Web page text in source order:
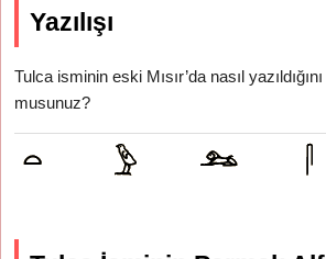
Yazılışı
Tulca isminin eski Mısır’da nasıl
musunuz?